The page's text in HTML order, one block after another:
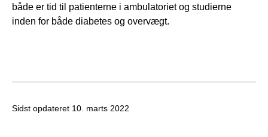
både er tid til patienterne i ambulatoriet og studierne
inden for både diabetes og overvægt.
Sidst opdateret 10. marts 2022